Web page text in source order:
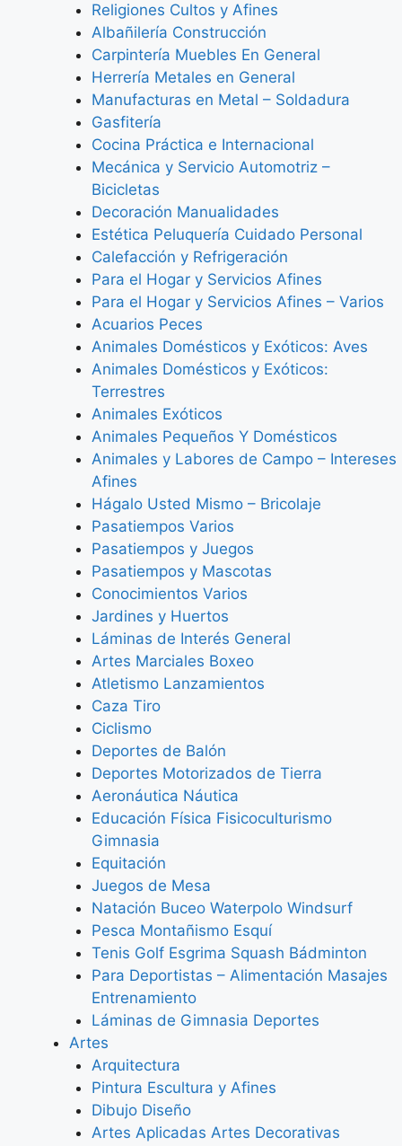
Religiones Cultos y Afines
Albañilería Construcción
Carpintería Muebles En General
Herrería Metales en General
Manufacturas en Metal – Soldadura
Gasfitería
Cocina Práctica e Internacional
Mecánica y Servicio Automotriz –
Bicicletas
Decoración Manualidades
Estética Peluquería Cuidado Personal
Calefacción y Refrigeración
Para el Hogar y Servicios Afines
Para el Hogar y Servicios Afines – Varios
Acuarios Peces
Animales Domésticos y Exóticos: Aves
Animales Domésticos y Exóticos:
Terrestres
Animales Exóticos
Animales Pequeños Y Domésticos
Animales y Labores de Campo – Intereses
Afines
Hágalo Usted Mismo – Bricolaje
Pasatiempos Varios
Pasatiempos y Juegos
Pasatiempos y Mascotas
Conocimientos Varios
Jardines y Huertos
Láminas de Interés General
Artes Marciales Boxeo
Atletismo Lanzamientos
Caza Tiro
Ciclismo
Deportes de Balón
Deportes Motorizados de Tierra
Aeronáutica Náutica
Educación Física Fisicoculturismo
Gimnasia
Equitación
Juegos de Mesa
Natación Buceo Waterpolo Windsurf
Pesca Montañismo Esquí
Tenis Golf Esgrima Squash Bádminton
Para Deportistas – Alimentación Masajes
Entrenamiento
Láminas de Gimnasia Deportes
Artes
Arquitectura
Pintura Escultura y Afines
Dibujo Diseño
Artes Aplicadas Artes Decorativas